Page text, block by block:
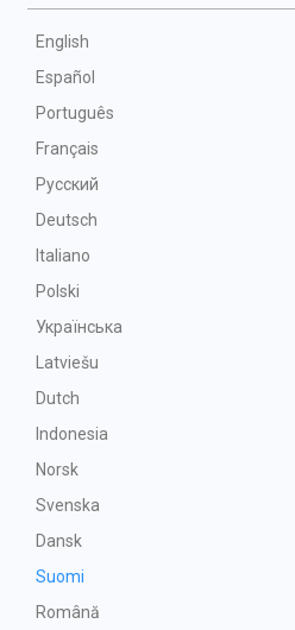
English
Español
Português
Français
Русский
Deutsch
Italiano
Polski
Українська
Latviešu
Dutch
Indonesia
Norsk
Svenska
Dansk
Suomi
Română